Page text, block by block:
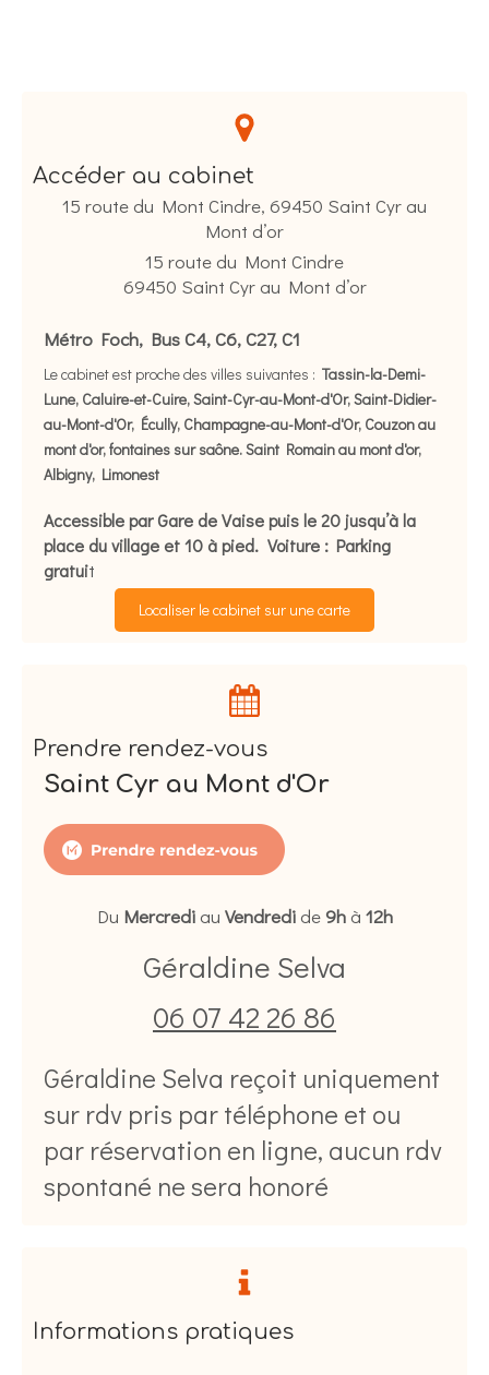
Accéder au cabinet
15 route du Mont Cindre, 69450 Saint Cyr au
Mont d’or
15 route du Mont Cindre
69450 Saint Cyr au Mont d’or
Métro Foch, Bus C4, C6, C27, C1
Le cabinet est proche des villes suivantes : Tassin-la-Demi-
Lune, Caluire-et-Cuire, Saint-Cyr-au-Mont-d'Or, Saint-Didier-
au-Mont-d'Or, Écully, Champagne-au-Mont-d'Or, Couzon au
mont d'or, fontaines sur saône. Saint Romain au mont d'or,
Albigny, Limonest
Accessible par Gare de Vaise puis le 20 jusqu’à la
place du village et 10 à pied. Voiture : Parking
gratuit
Localiser le cabinet sur une carte
Prendre rendez-vous
Saint Cyr au Mont d'Or
Du Mercrediau Vendredide 9hà 12h
Géraldine Selva
06 07 42 26 86
Géraldine Selva reçoit uniquement
sur rdv pris par téléphone et ou
par réservation en ligne, aucun rdv
spontané ne sera honoré
Informations pratiques